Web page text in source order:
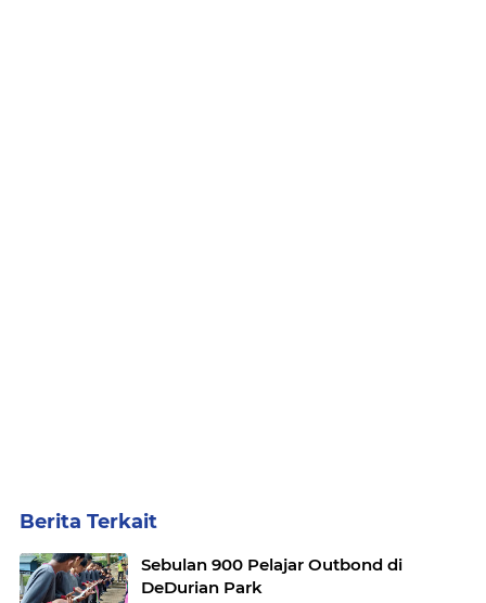
Berita Terkait
Sebulan 900 Pelajar Outbond di
DeDurian Park